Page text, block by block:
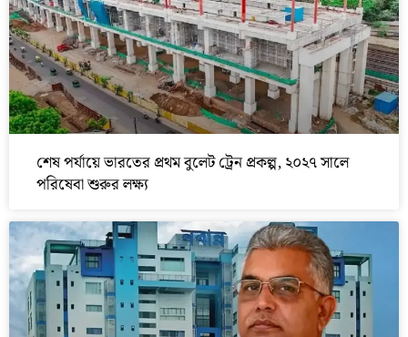
শেষ পর্যায়ে ভারতের প্রথম বুলেট ট্রেন প্রকল্প, ২০২৭ সালে
পরিষেবা শুরুর লক্ষ্য